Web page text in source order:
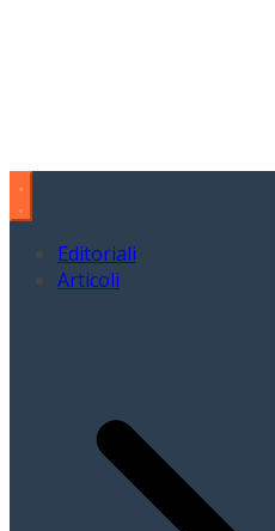
Editoriali
Articoli